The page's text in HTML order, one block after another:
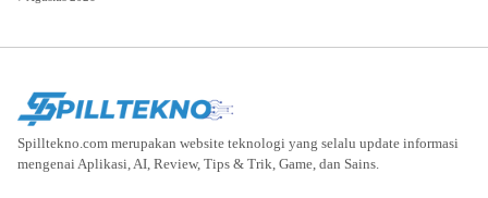
Spilltekno.com merupakan website teknologi yang selalu update informasi
mengenai Aplikasi, AI, Review, Tips & Trik, Game, dan Sains.